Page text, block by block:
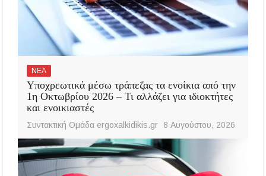
ΝΕΑ
Υποχρεωτικά μέσω τράπεζας τα ενοίκια από την
1η Οκτωβρίου 2026 – Τι αλλάζει για ιδιοκτήτες
και ενοικιαστές
Συντακτική Ομάδα ergoxalkidikis.gr 8 Αυγούστου, 2026